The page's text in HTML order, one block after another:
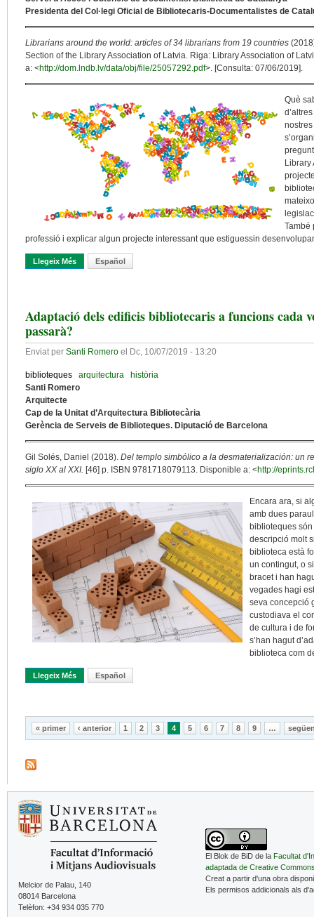
Presidenta del Col·legi Oficial de Bibliotecaris-Documentalistes de
Librarians around the world: articles of 34 librarians from 19 countries
Section of the Library Association of Latvia. Riga: Library Association of
a: <http://dom.lndb.lv/data/obj/file/25057292.pdf>. [Consulta: 07/06/2019].
Què
Library
També
professió i explicar algun projecte interessant que estiguessin
Llegeix Més Sobre Una Professió Global
Español
Adaptació dels edificis bibliotecaris a funcions cada
passarà?
Enviat per Santi Romero el Dc, 10/07/2019 - 13:20
biblioteques arquitectura
història
Santi Romero
Arquitecte
Cap de la Unitat d’Arquitectura Bibliotecària
Gerència de Serveis de Biblioteques. Diputació de Barcelona
Gil Solés, Daniel (2018). Del templo simbólico a la desmaterialización: un
siglo XX al XXI. [46] p. ISBN 9781718079113. Disponible a: <http://
Encara ara, si
amb dues
biblioteques són
descripció molt
biblioteca està
un contingut, o
bracet i han
vegades hagi
seva concepció
custodiava el
de cultura i de
s’han hagut
biblioteca com
Llegeix Més Sobre Adaptació Dels Edificis Bibliotecaris A Funcions Cada
Español
Pàgines
« primer ‹ anterior 1 2 3 4 5 6 7 8 9 …
Melcior de Palau, 140
08014 Barcelona
Telèfon: +34 934 035 770
El Blok de BiD de la Facultat
adaptada de Creative
Creat a partir d'una obra
Els permisos addicionals als